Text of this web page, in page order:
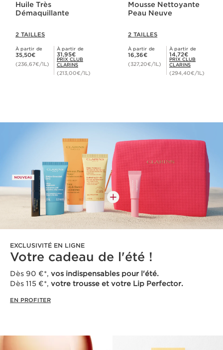
Huile Très
Démaquillante
2 TAILLES
À partir de
Nouveau prix 35,50€
35,50€
(236,67€/1L)
À partir de
Prix Club Clarins 31,95€
31,95€
PRIX CLUB
CLARINS
(213,00€/1L)
Mousse Nettoyante
Peau Neuve
2 TAILLES
À partir de
Nouveau prix 16,36€
16,36€
(327,20€/1L)
À partir de
Prix Club Clarins 14,72€
14,72€
PRIX CLUB
CLARINS
(294,40€/1L)
EXCLUSIVITÉ EN LIGNE
Votre cadeau de l'été !
Dès 90 €*, vos indispensables pour l'été.
Dès 115 €*, votre trousse et votre Lip Perfector.
EN PROFITER